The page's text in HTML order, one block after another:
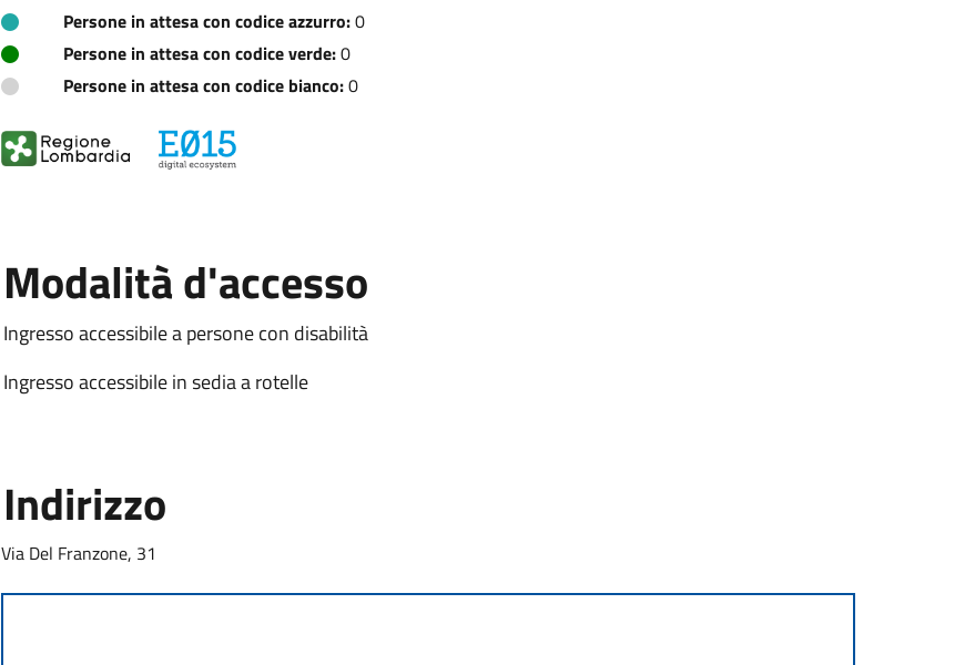
Persone in attesa con codice azzurro:0
Persone in attesa con codice verde:0
Persone in attesa con codice bianco:0
Modalità d'accesso
Ingresso accessibile a persone con disabilità
Ingresso accessibile in sedia a rotelle
Indirizzo
Via Del Franzone, 31